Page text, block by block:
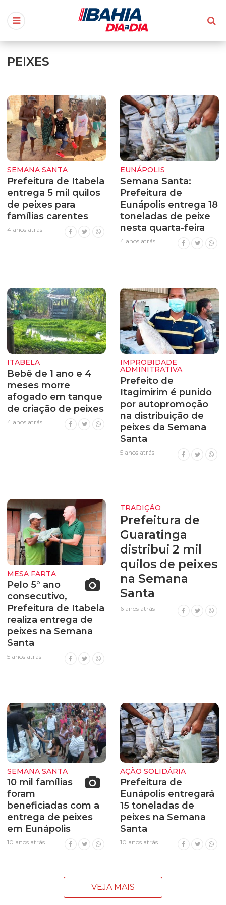
PEIXES
SEMANA SANTA
Prefeitura de Itabela
entrega 5 mil quilos
de peixes para
famílias carentes
4 anos atrás
EUNÁPOLIS
Semana Santa:
Prefeitura de
Eunápolis entrega 18
toneladas de peixe
nesta quarta-feira
4 anos atrás
ITABELA
Bebê de 1 ano e 4
meses morre
afogado em tanque
de criação de peixes
4 anos atrás
IMPROBIDADE
ADMINITRATIVA
Prefeito de
Itagimirim é punido
por autopromoção
na distribuição de
peixes da Semana
Santa
5 anos atrás
MESA FARTA
Pelo 5° ano
consecutivo,
Prefeitura de Itabela
realiza entrega de
peixes na Semana
Santa
5 anos atrás
TRADIÇÃO
Prefeitura de
Guaratinga
distribui 2 mil
quilos de peixes
na Semana
Santa
6 anos atrás
SEMANA SANTA
10 mil famílias
foram
beneficiadas com a
entrega de peixes
em Eunápolis
10 anos atrás
AÇÃO SOLIDÁRIA
Prefeitura de
Eunápolis entregará
15 toneladas de
peixes na Semana
Santa
10 anos atrás
VEJA MAIS